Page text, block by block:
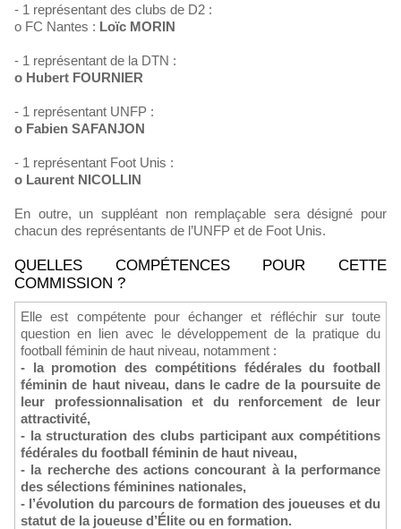
- 1 représentant des clubs de D2 :
o FC Nantes : Loïc MORIN
- 1 représentant de la DTN :
o Hubert FOURNIER
- 1 représentant UNFP :
o Fabien SAFANJON
- 1 représentant Foot Unis :
o Laurent NICOLLIN
En outre, un suppléant non remplaçable sera désigné pour
chacun des représentants de l’UNFP et de Foot Unis.
QUELLES COMPÉTENCES POUR CETTE
COMMISSION ?
Elle est compétente pour échanger et réfléchir sur toute
question en lien avec le développement de la pratique du
football féminin de haut niveau, notamment :
- la promotion des compétitions fédérales du football
féminin de haut niveau, dans le cadre de la poursuite de
leur professionnalisation et du renforcement de leur
attractivité,
- la structuration des clubs participant aux compétitions
fédérales du football féminin de haut niveau,
- la recherche des actions concourant à la performance
des sélections féminines nationales,
- l’évolution du parcours de formation des joueuses et du
statut de la joueuse d’Élite ou en formation.